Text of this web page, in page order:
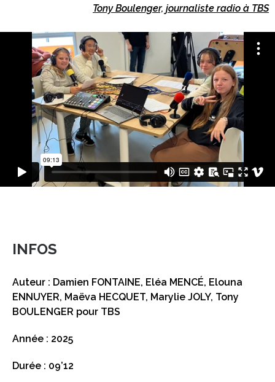
Tony Boulenger, journaliste radio à TBS
INFOS
Auteur : Damien FONTAINE, Eléa MENCÉ, Elouna
ENNUYER, Maëva HECQUET, Marylie JOLY, Tony
BOULENGER pour TBS
Année : 2025
Durée : 09’12